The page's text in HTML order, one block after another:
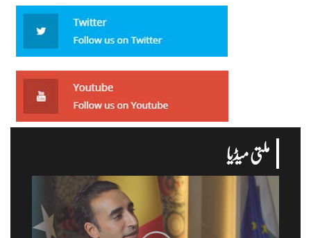
ملتی میڈیا